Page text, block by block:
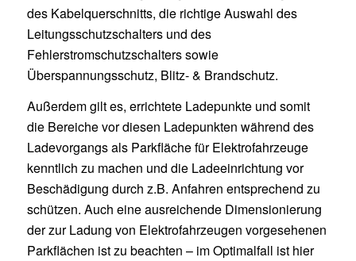
des Kabelquerschnitts, die richtige Auswahl des
Leitungsschutzschalters und des
Fehlerstromschutzschalters sowie
Überspannungsschutz, Blitz- & Brandschutz.
Außerdem gilt es, errichtete Ladepunkte und somit
die Bereiche vor diesen Ladepunkten während des
Ladevorgangs als Parkfläche für Elektrofahrzeuge
kenntlich zu machen und die Ladeeinrichtung vor
Beschädigung durch z.B. Anfahren entsprechend zu
schützen. Auch eine ausreichende Dimensionierung
der zur Ladung von Elektrofahrzeugen vorgesehenen
Parkflächen ist zu beachten – im Optimalfall ist hier